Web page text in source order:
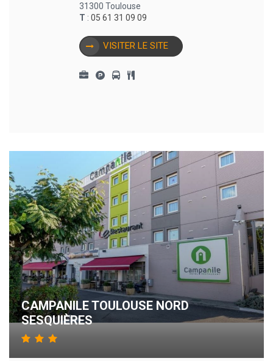
31300 Toulouse
T : 05 61 31 09 09
VISITER LE SITE
CAMPANILE TOULOUSE NORD
SESQUIÈRES